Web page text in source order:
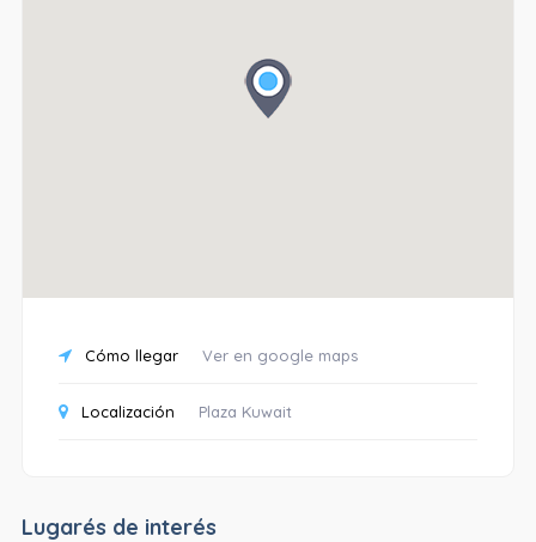
Cómo llegar Ver en google maps
Localización Plaza Kuwait
Lugarés de interés